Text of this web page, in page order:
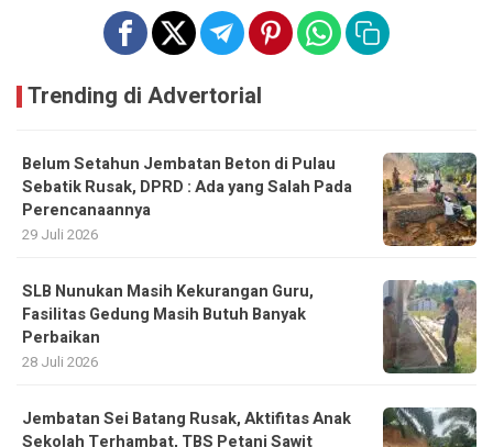
Trending di Advertorial
Belum Setahun Jembatan Beton di Pulau
Sebatik Rusak, DPRD : Ada yang Salah Pada
Perencanaannya
29 Juli 2026
SLB Nunukan Masih Kekurangan Guru,
Fasilitas Gedung Masih Butuh Banyak
Perbaikan
28 Juli 2026
Jembatan Sei Batang Rusak, Aktifitas Anak
Sekolah Terhambat, TBS Petani Sawit